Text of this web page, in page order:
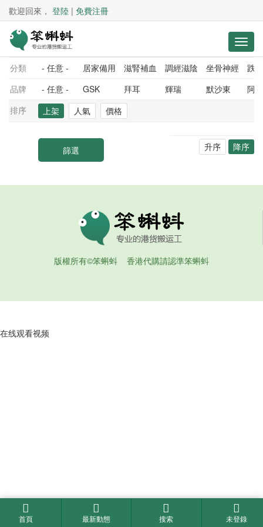
歡迎回來， 登陸 | 免費注冊
分類 - 任意 - 居家備用 滋腎補血 調經滋陰 坐骨神經
跌
品牌
- 任意 - GSK 拜耳 輝瑞 默沙東
阿
排序
上架 人氣 價格
升序 降序
版權所有©笨蝌蚪 香港代購請認準笨蝌蚪
首頁 最新動態 搜索 未登錄
在线观看视频